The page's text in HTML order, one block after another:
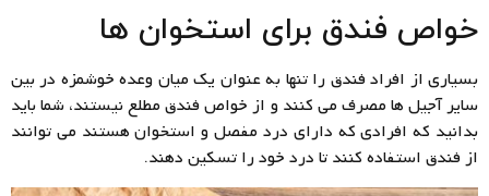
خواص فندق برای استخوان ها
بسیاری از افراد فندق را تنها به عنوان یک میان وعده خوشمزه در بین
سایر آجیل ها مصرف می کنند و از خواص فندق مطلع نیستند، شما باید
بدانید که افرادی که دارای درد مفصل و استخوان هستند می توانند
از فندق استفاده کنند تا درد خود را تسکین دهند.